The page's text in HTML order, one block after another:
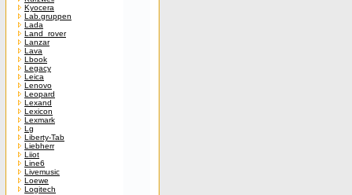
Kyocera
Lab.gruppen
Lada
Land_rover
Lanzar
Lava
Lbook
Legacy
Leica
Lenovo
Leopard
Lexand
Lexicon
Lexmark
Lg
Liberty-Tab
Liebherr
Liiot
Line6
Livemusic
Loewe
Logitech